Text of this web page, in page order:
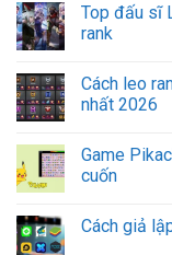
Top đấu sĩ
rank
Cách leo
nhất 2026
Game
cuốn
Cách giả